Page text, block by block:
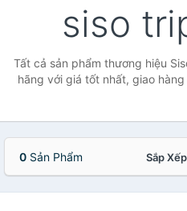
siso
Tất cả sản phẩm thương hiệu
hãng với giá tốt nhất, giao
0 Sản Phẩm Sắp